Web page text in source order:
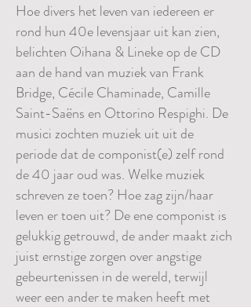
Hoe divers het leven van iedereen er
rond hun 40e levensjaar uit kan zien,
belichten Oihana & Lineke op de CD
aan de hand van muziek van Frank
Bridge, Cécile Chaminade, Camille
Saint-Saëns en Ottorino Respighi. De
musici zochten muziek uit uit de
periode dat de componist(e) zelf rond
de 40 jaar oud was. Welke muziek
schreven ze toen? Hoe zag zijn/haar
leven er toen uit? De ene componist is
gelukkig getrouwd, de ander maakt zich
juist ernstige zorgen over angstige
gebeurtenissen in de wereld, terwijl
weer een ander te maken heeft met